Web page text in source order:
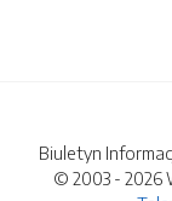
Biuletyn
© 2003 - 2026